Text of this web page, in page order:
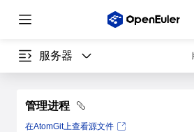
服务器
管理进程
在AtomGit上查看源文件